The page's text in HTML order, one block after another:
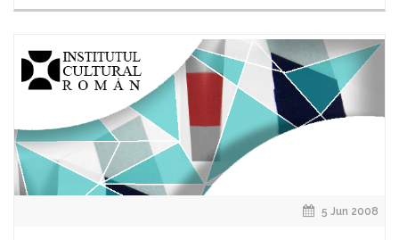
5 Jun 2008